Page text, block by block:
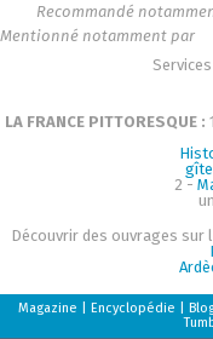
Recommandé
Mentionné notamment par
LA FRANCE PITTORESQUE :
2 -
Découvrir des ouvrages
Magazine |Encyclopédie |